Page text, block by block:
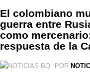
El colombiano
guerra entre
como
respuesta de la
POR